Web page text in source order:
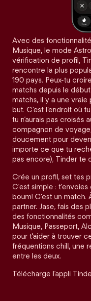
Avec des
Musique, le mode
vérification de profil,
rencontre la plus
190 pays. Peux-tu
matchs depuis le
matchs, il y a une vraie
but. C’est l’endroit où
tu n’aurais pas croisés
compagnon de
doucement pour
importe ce que tu
pas encore), Tinder te
Crée un profil, set tes
C'est simple : t'envoies
boum! C'est un match.
partner. Jase, fais des
des fonctionnalités
Musique, Passeport,
pour t'aider à trouver
fréquentions chill, une
entre les deux.
Télécharge l’appli